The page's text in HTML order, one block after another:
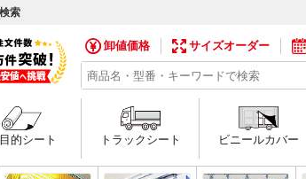
索
卸値価格 サイズオーダー
的シート トラックシート ビニールカバー